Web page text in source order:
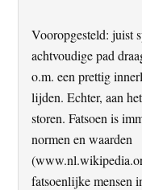
Vooropgesteld: juist
achtvoudige pad
o.m. een prettig
lijden. Echter, aan
storen. Fatsoen is
normen en waarden
fatsoenlijke mensen